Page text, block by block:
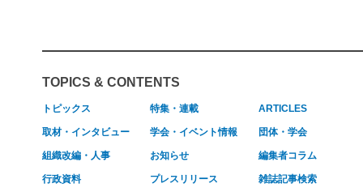
TOPICS & CONTENTS
トピックス 特集・連載 ARTICLES
取材・インタビュー 学会・イベント情報 団体・学会
組織改編・人事 お知らせ 編集者コラム
行政資料 プレスリリース 雑誌記事検索